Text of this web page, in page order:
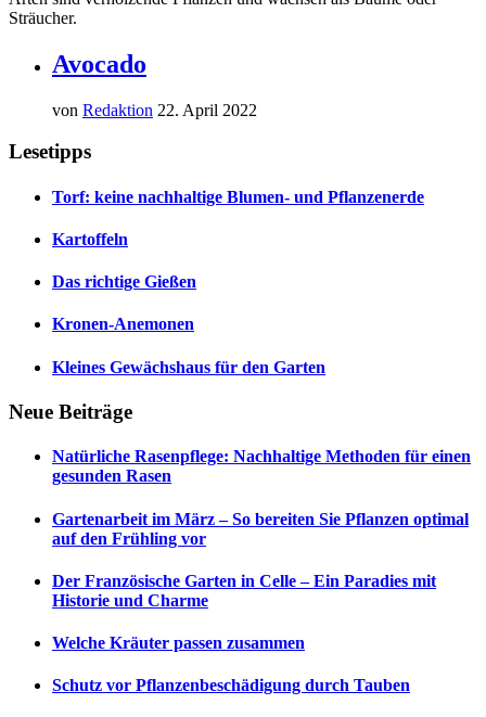
Sträucher.
Avocado
von Redaktion 22. April 2022
Lesetipps
Torf: keine nachhaltige Blumen- und Pflanzenerde
Kartoffeln
Das richtige Gießen
Kronen-Anemonen
Kleines Gewächshaus für den Garten
Neue Beiträge
Natürliche Rasenpflege: Nachhaltige Methoden für einen
gesunden Rasen
Gartenarbeit im März – So bereiten Sie Pflanzen optimal
auf den Frühling vor
Der Französische Garten in Celle – Ein Paradies mit
Historie und Charme
Welche Kräuter passen zusammen
Schutz vor Pflanzenbeschädigung durch Tauben